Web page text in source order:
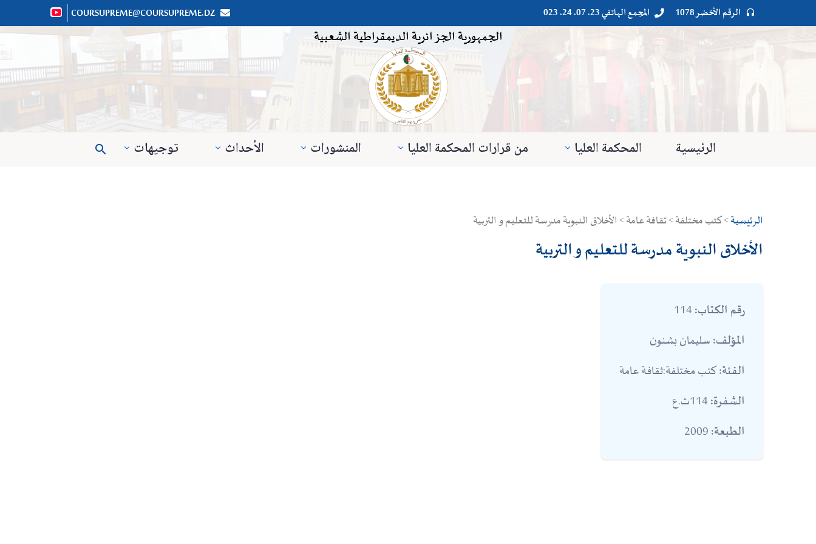

 الرقم الأخضر 1078 
 المجمع الهاتفي 23. 07. 24. 023 

COURSUPREME@COURSUPREME.DZ
الجمهورية الجزائرية الديمقراطية الشعبية
الرئيسية المحكمة العليا من قرارات المحكمة العليا المنشورات الأحداث توجيهات 
الرئيسية> كتب مختلفة > ثقافة عامة > الأخلاق النبوية مدرسة للتعليم و التربية
الأخلاق النبوية مدرسة للتعليم و التربية
رقم الكتاب:
المؤلف:سليمان بشنون
الفئة:كتب مختلفة:ثقافة عامة
الشفرة:
الطبعة: